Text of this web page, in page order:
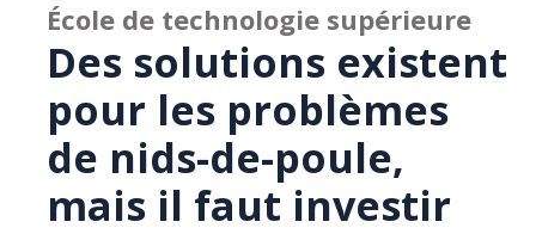
École de technologie supérieure
Des solutions existent
pour les problèmes
de nids-de-poule,
mais il faut investir